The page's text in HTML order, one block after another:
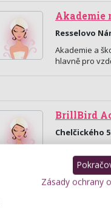
Akademie
Resselovo
Akademie a
hlavně pro
BrillBird
Chelčického
Nehtová
oboru,
Zásady ochrany